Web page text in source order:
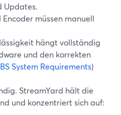
Updates.
Encoder müssen manuell
hängt vollständig
und den korrekten
System Requirements)
StreamYard hält die
und konzentriert sich auf: